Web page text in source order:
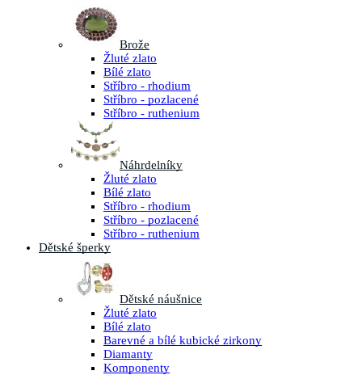
Brože
Žluté zlato
Bílé zlato
Stříbro - rhodium
Stříbro - pozlacené
Stříbro - ruthenium
Náhrdelníky
Žluté zlato
Bílé zlato
Stříbro - rhodium
Stříbro - pozlacené
Stříbro - ruthenium
Dětské šperky
Dětské náušnice
Žluté zlato
Bílé zlato
Barevné a bílé kubické zirkony
Diamanty
Komponenty